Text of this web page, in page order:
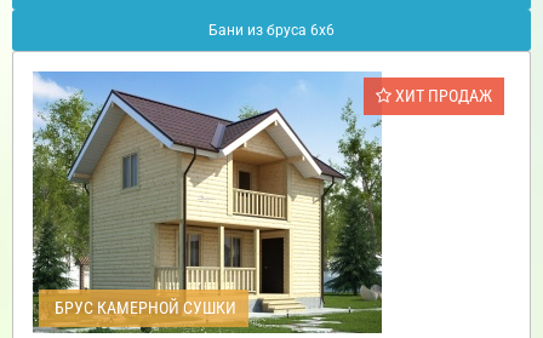
Бани из бруса 6х6
ХИТ ПРОДАЖ
БРУС КАМЕРНОЙ СУШКИ